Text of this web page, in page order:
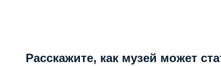
Расскажите, как музей может